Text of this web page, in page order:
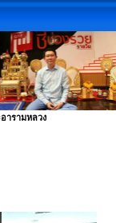
ารามหลวง